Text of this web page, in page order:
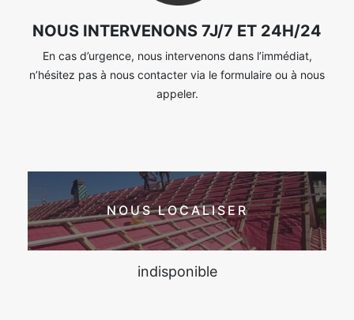
NOUS INTERVENONS 7J/7 ET 24H/24
En cas d’urgence, nous intervenons dans l’immédiat,
n’hésitez pas à nous contacter via le formulaire ou à nous
appeler.
NOUS LOCALISER
indisponible